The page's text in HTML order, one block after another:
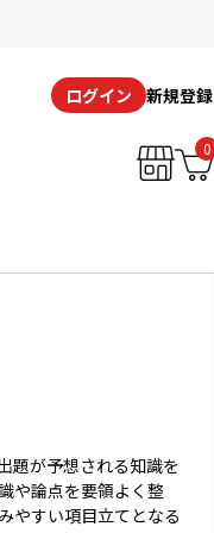
ログイン 新規登録
0
題が予想される知識を
や論点を要領よく整
やすい項目立てとなる